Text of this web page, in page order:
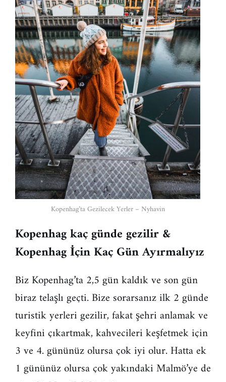
Kopenhag’ta Gezilecek Yerler – Nyhavin
Kopenhag kaç günde gezilir &
Kopenhag İçin Kaç Gün Ayırmalıyız
Biz Kopenhag’ta 2,5 gün kaldık ve son gün
biraz telaşlı geçti. Bize sorarsanız ilk 2 günde
turistik yerleri gezilir, fakat şehri anlamak ve
keyfini çıkartmak, kahvecileri keşfetmek için
3 ve 4. gününüz olursa çok iyi olur. Hatta ek
1 gününüz olursa çok yakındaki Malmö’ye de